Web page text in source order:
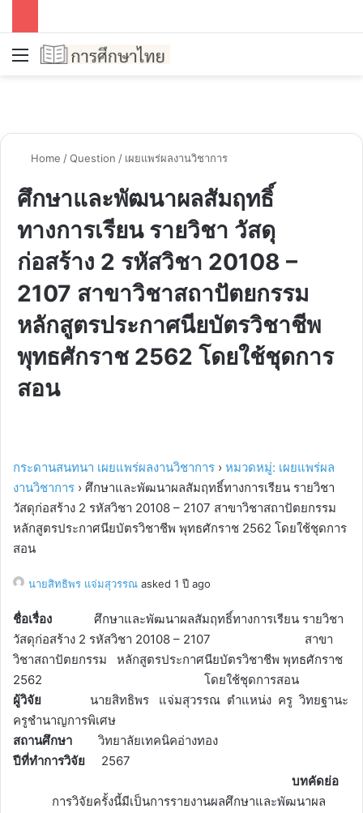
Menu
Home /Question / เผยแพร่ผลงานวิชาการ
ศึกษาและพัฒนาผลสัมฤทธิ์
ทางการเรียน รายวิชา วัสดุ
ก่อสร้าง 2 รหัสวิชา 20108 –
2107 สาขาวิชาสถาปัตยกรรม
หลักสูตรประกาศนียบัตรวิชาชีพ
พุทธศักราช 2562 โดยใช้ชุดการ
สอน
กระดานสนทนา เผยแพร่ผลงานวิชาการ › หมวดหมู่: เผยแพร่ผล
งานวิชาการ › ศึกษาและพัฒนาผลสัมฤทธิ์ทางการเรียน รายวิชา
วัสดุก่อสร้าง 2 รหัสวิชา 20108 – 2107 สาขาวิชาสถาปัตยกรรม
หลักสูตรประกาศนียบัตรวิชาชีพ พุทธศักราช 2562 โดยใช้ชุดการ
สอน
นายสิทธิพร แจ่มสุวรรณ asked 1 ปี ago
ชื่อเรื่อง ศึกษาและพัฒนาผลสัมฤทธิ์ทางการเรียน รายวิชา
วัสดุก่อสร้าง 2 รหัสวิชา 20108 – 2107 สาขา
วิชาสถาปัตยกรรม หลักสูตรประกาศนียบัตรวิชาชีพ พุทธศักราช
2562 โดยใช้ชุดการสอน
ผู้วิจัย
นายสิทธิพร แจ่มสุวรรณ ตำแหน่ง ครู วิทยฐานะ
ครูชำนาญการพิเศษ
สถานศึกษา วิทยาลัยเทคนิคอ่างทอง
ปีที่ทำการวิจัย 2567
บทคัดย่อ
การวิจัยครั้งนี้มีเป็นการรายงานผลศึกษาและพัฒนาผล